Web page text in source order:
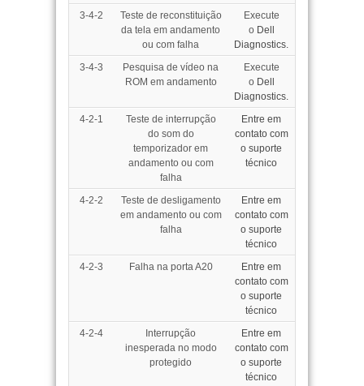
3-4-2
Teste de reconstituição
da tela em andamento
ou com falha
Execute
o Dell
Diagnostics.
3-4-3
Pesquisa de vídeo na
ROM em andamento
Execute
o Dell
Diagnostics.
4-2-1
Teste de interrupção
do som do
temporizador em
andamento ou com
falha
Entre em
contato com
o suporte
técnico
4-2-2
Teste de desligamento
em andamento ou com
falha
Entre em
contato com
o suporte
técnico
4-2-3
Falha na porta A20
Entre em
contato com
o suporte
técnico
4-2-4
Interrupção
inesperada no modo
protegido
Entre em
contato com
o suporte
técnico